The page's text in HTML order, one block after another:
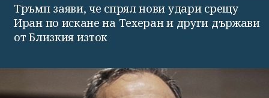
Тръмп заяви, че спрял нови удари срещу
Иран по искане на Техеран и други държави
от Близкия изток